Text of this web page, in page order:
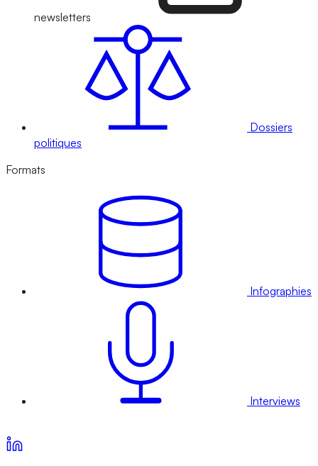
newsletters
Dossiers
politiques
Formats
Infographies
Interviews